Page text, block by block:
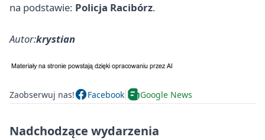
na podstawie: Policja Racibórz.
Autor:krystian
Zaobserwuj nas! Facebook Google News
Nadchodzące wydarzenia